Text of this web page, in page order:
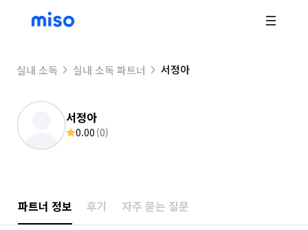
실내 소독 실내 소독 파트너 서정아
서정아
0.00 (0)
파트너 정보 후기 자주 묻는 질문